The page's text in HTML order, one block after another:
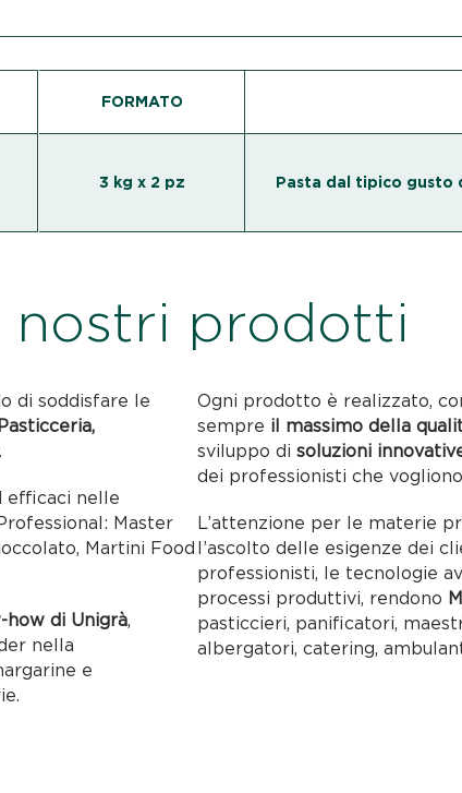
FORMATO
3 kg x 2 pz Pasta dal tipico gusto
nostri prodotti
di soddisfare le
Pasticceria,
.
efficaci nelle
Master
Martini Food
how di Unigrà,
nella
e
Ogni prodotto è realizzato,
sempre il massimo della
sviluppo di soluzioni
dei professionisti che
L’attenzione per le materie
l’ascolto delle esigenze dei
professionisti, le tecnologie
processi produttivi, rendono
pasticcieri, panificatori,
albergatori, catering,